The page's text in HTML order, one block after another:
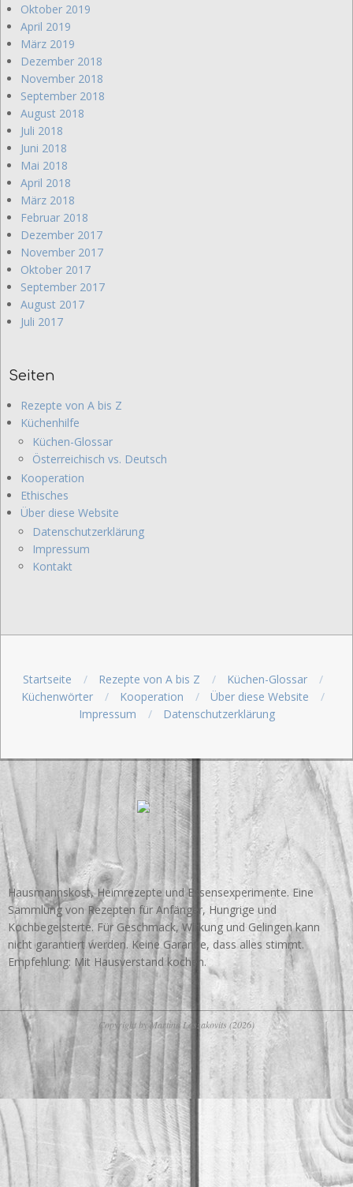
Oktober 2019
April 2019
März 2019
Dezember 2018
November 2018
September 2018
August 2018
Juli 2018
Juni 2018
Mai 2018
April 2018
März 2018
Februar 2018
Dezember 2017
November 2017
Oktober 2017
September 2017
August 2017
Juli 2017
Seiten
Rezepte von A bis Z
Küchenhilfe
Küchen-Glossar
Österreichisch vs. Deutsch
Kooperation
Ethisches
Über diese Website
Datenschutzerklärung
Impressum
Kontakt
Startseite Rezepte von A bis Z
Küchen-Glossar
Küchenwörter
Kooperation
Über diese Website
Impressum
Datenschutzerklärung
Hausmannskost, Heimrezepte und Essensexperimente. Eine
Sammlung von Rezepten für Anfänger, Hungrige und
Kochbegeisterte. Für Geschmack, Wirkung und Gelingen kann
nicht garantiert werden. Keine Garantie, dass alles stimmt.
Empfehlung: Mit Hausverstand kochen.
Copyright by Martina Laszakovits (2026)